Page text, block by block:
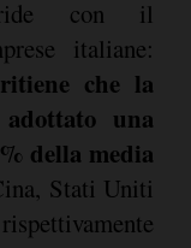
con il
italiane:
che la
una
della media
Stati Uniti